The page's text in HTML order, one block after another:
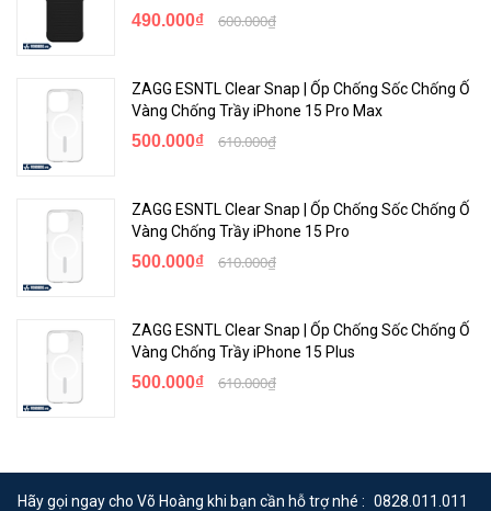
Bảo hành tối ưu 1 năm 1 đổi 1
tin tưởng, an tâm khi sử dụng sản phẩm.
Hãy mở rộng các tiện ích trên chính chiếc iPad của bạn với ốp lưng
kèm bàn phím ZAGG Pro Keys dành cho iPad 10.2 inch, bạn có thể
dễ dàng làm việc và giải trí ở bất kỳ đâu cùng chiếc “laptop thu nhỏ”
<Hotline: 0828.011.011 - (028)7300.2021 - VoHoang.vn>
490.000₫ 600.000₫
ZAGG ESNTL Clear Snap | Ốp Chống Sốc Chống Ố
Vàng Chống Trầy iPhone 15 Pro Max
500.000₫ 610.000₫
ZAGG ESNTL Clear Snap | Ốp Chống Sốc Chống Ố
Vàng Chống Trầy iPhone 15 Pro
500.000₫ 610.000₫
ZAGG ESNTL Clear Snap | Ốp Chống Sốc Chống Ố
Vàng Chống Trầy iPhone 15 Plus
500.000₫ 610.000₫
Hãy gọi ngay cho Võ Hoàng khi bạn cần hỗ trợ nhé : 0828.011.011